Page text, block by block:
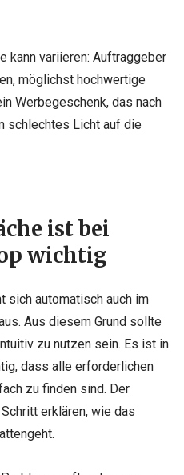
kann variieren: Auftraggeber
möglichst hochwertige
Werbegeschenk, das nach
schlechtes Licht auf die
ist bei
wichtig
sich automatisch auch im
Aus diesem Grund sollte
zu nutzen sein. Es ist in
dass alle erforderlichen
zu finden sind. Der
erklären, wie das